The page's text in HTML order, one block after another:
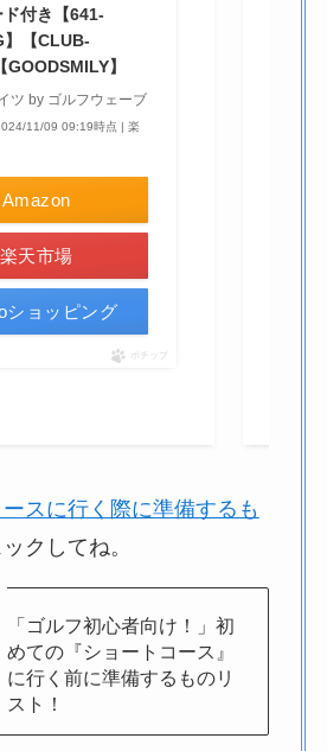
付き【641-
【CLUB-
】
ツ by ゴルフウェーブ
11/09 09:19時点 | 楽
Amazon
楽天市場
ショッピング
ポチップ
スに行く際に準備するも
クしてね。
「ゴルフ初心者向け！」初
めての『ショートコース』
に行く前に準備するものリ
スト！